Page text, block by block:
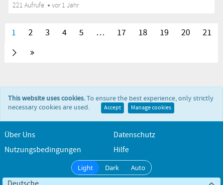
221 Aufrufe
vor 1 Jahr
1 2 3 4 5 … 17 18 19 20 21
This website uses cookies.To ensure the best experience, only strictly
necessary cookies are used.
Accept Manage cookies
Über Uns
Datenschutz
Nutzungsbedingungen
Hilfe
Light Dark Auto